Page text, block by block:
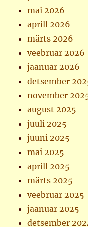
mai 2026
aprill 2026
märts 2026
veebruar 2026
jaanuar 2026
detsember
november
august 2025
juuli 2025
juuni 2025
mai 2025
aprill 2025
märts 2025
veebruar 2025
jaanuar 2025
detsember